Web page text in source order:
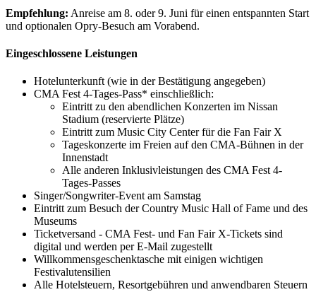
Empfehlung: Anreise am 8. oder 9. Juni für einen entspannten Start
und optionalen Opry-Besuch am Vorabend.
Eingeschlossene Leistungen
Hotelunterkunft (wie in der Bestätigung angegeben)
CMA Fest 4-Tages-Pass* einschließlich:
Eintritt zu den abendlichen Konzerten im Nissan
Stadium (reservierte Plätze)
Eintritt zum Music City Center für die Fan Fair X
Tageskonzerte im Freien auf den CMA-Bühnen in der
Innenstadt
Alle anderen Inklusivleistungen des CMA Fest 4-
Tages-Passes
Singer/Songwriter-Event am Samstag
Eintritt zum Besuch der Country Music Hall of Fame und des
Museums
Ticketversand - CMA Fest- und Fan Fair X-Tickets sind
digital und werden per E-Mail zugestellt
Willkommensgeschenktasche mit einigen wichtigen
Festivalutensilien
Alle Hotelsteuern, Resortgebühren und anwendbaren Steuern